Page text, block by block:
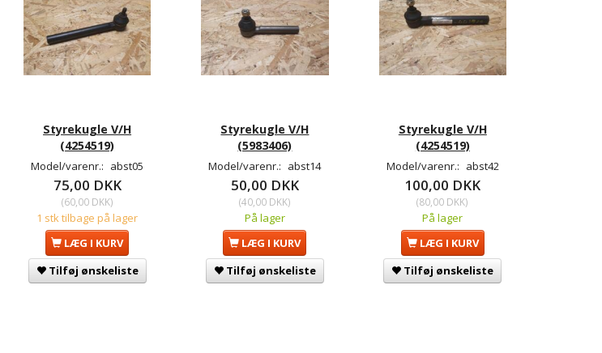
Styrekugle V/H
(4254519)
Model/varenr.: abst05
75,00 DKK
(60,00 DKK)
1 stk tilbage på lager
LÆG I KURV
Tilføj ønskeliste
Styrekugle V/H
(5983406)
Model/varenr.: abst14
50,00 DKK
(40,00 DKK)
På lager
LÆG I KURV
Tilføj ønskeliste
Styrekugle V/H
(4254519)
Model/varenr.: abst42
100,00 DKK
(80,00 DKK)
På lager
LÆG I KURV
Tilføj ønskeliste